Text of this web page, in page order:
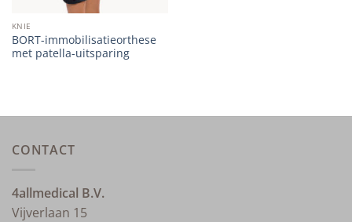
KNIE
BORT-immobilisatieorthese
met patella-uitsparing
CONTACT
4allmedical B.V.
Vijverlaan 15